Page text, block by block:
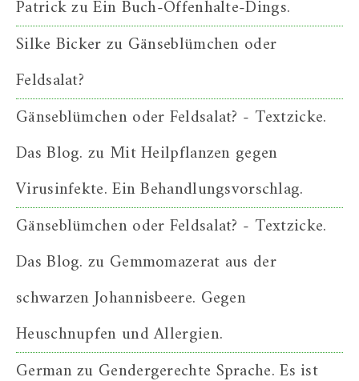
PatrickzuEin Buch-Offenhalte-Dings.
Silke Bickerzu Gänseblümchen oder
Feldsalat?
Gänseblümchen oder Feldsalat? - Textzicke.
Das Blog. zu Mit Heilpflanzen gegen
Virusinfekte. Ein Behandlungsvorschlag.
Gänseblümchen oder Feldsalat? - Textzicke.
Das Blog. zu Gemmomazerat aus der
schwarzen Johannisbeere. Gegen
Heuschnupfen und Allergien.
Germanzu Gendergerechte Sprache. Es ist